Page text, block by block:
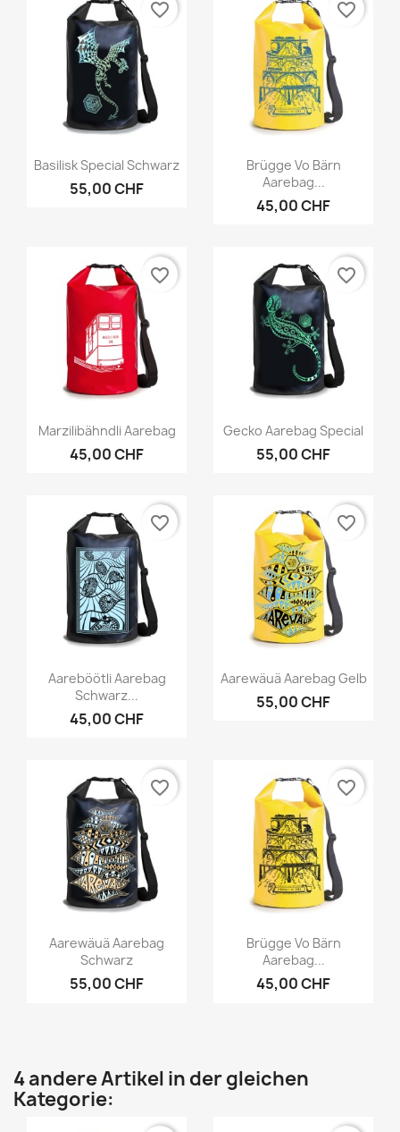
Vorschau
Basilisk Special Schwarz
55,00 CHF
favorite_border
Vorschau
Brügge Vo Bärn
Aarebag...
45,00 CHF
favorite_border
Vorschau
Marzilibähndli Aarebag
45,00 CHF
favorite_border
Vorschau
Gecko Aarebag Special
55,00 CHF
favorite_border
Vorschau
Aareböötli Aarebag
Schwarz...
45,00 CHF
favorite_border
Vorschau
Aarewäuä Aarebag Gelb
55,00 CHF
favorite_border
Vorschau
Aarewäuä Aarebag
Schwarz
55,00 CHF
favorite_border
Vorschau
Brügge Vo Bärn
Aarebag...
45,00 CHF
favorite_border
4 andere Artikel in der gleichen
Kategorie: